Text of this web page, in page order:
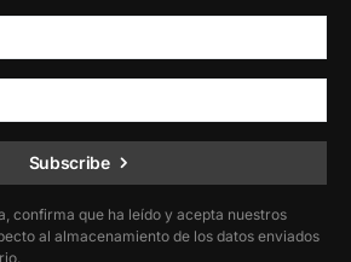
Subscribe
confirma que ha leído y acepta nuestros
al almacenamiento de los datos enviados